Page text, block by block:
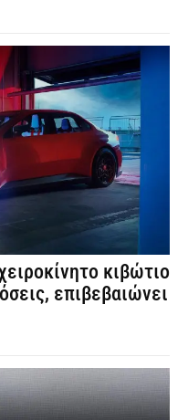
κιβώτιο
επιβεβαιώνει